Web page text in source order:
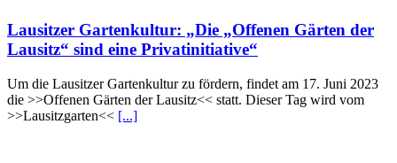
Lausitzer Gartenkultur: „Die „Offenen Gärten der
Lausitz“ sind eine Privatinitiative“
Um die Lausitzer Gartenkultur zu fördern, findet am 17. Juni 2023
die >>Offenen Gärten der Lausitz<< statt. Dieser Tag wird vom
>>Lausitzgarten<< [...]